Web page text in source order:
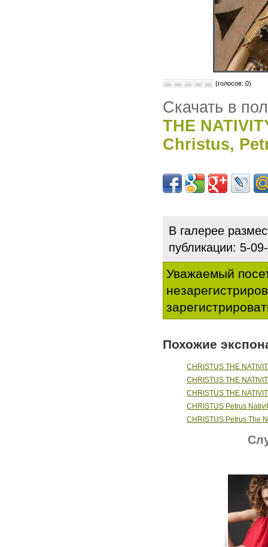
(голосов: 0)
Скачать в
THE
Christus,
В галерее
публикации: 5-
Уважаемый
Похожие
CHRISTUS THE
CHRISTUS THE
CHRISTUS THE
CHRISTUS Petrus
CHRISTUS Petrus The